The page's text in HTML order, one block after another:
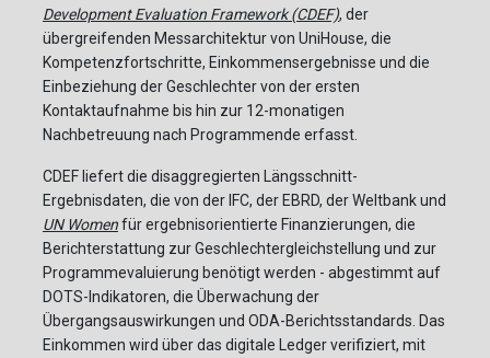
Development Evaluation Framework (CDEF), der
übergreifenden Messarchitektur von UniHouse, die
Kompetenzfortschritte, Einkommensergebnisse und die
Einbeziehung der Geschlechter von der ersten
Kontaktaufnahme bis hin zur 12-monatigen
Nachbetreuung nach Programmende erfasst.
CDEF liefert die disaggregierten Längsschnitt-
Ergebnisdaten, die von der IFC, der EBRD, der Weltbank und
UN Womenfür ergebnisorientierte Finanzierungen, die
Berichterstattung zur Geschlechtergleichstellung und zur
Programmevaluierung benötigt werden - abgestimmt auf
DOTS-Indikatoren, die Überwachung der
Übergangsauswirkungen und ODA-Berichtsstandards. Das
Einkommen wird über das digitale Ledger verifiziert, mit